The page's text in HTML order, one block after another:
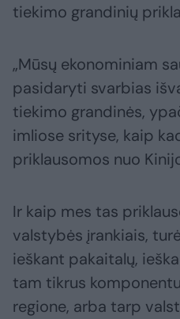
tiekimo grandinių
„Mūsų ekonominiam
pasidaryti svarbias
tiekimo grandinės,
imliose srityse, kaip
priklausomos nuo
Ir kaip mes tas
valstybės įrankiais,
ieškant pakaitalų,
tam tikrus
regione, arba tarp